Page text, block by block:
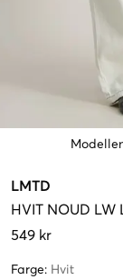
LMTD
HVIT NOUD LW
549 kr
Farge: Hvit